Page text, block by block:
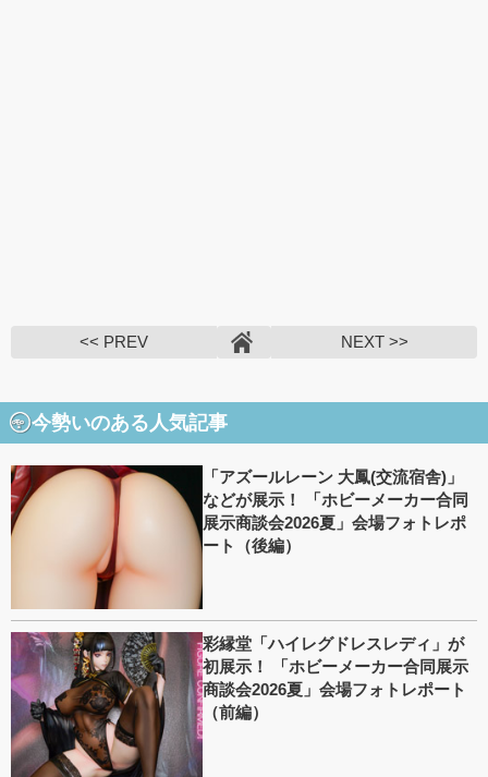
<< PREV NEXT >>
今勢いのある人気記事
「アズールレーン 大鳳(交流宿舎)」
などが展示！ 「ホビーメーカー合同
展示商談会2026夏」会場フォトレポ
ート（後編）
彩縁堂「ハイレグドレスレディ」が
初展示！ 「ホビーメーカー合同展示
商談会2026夏」会場フォトレポート
（前編）